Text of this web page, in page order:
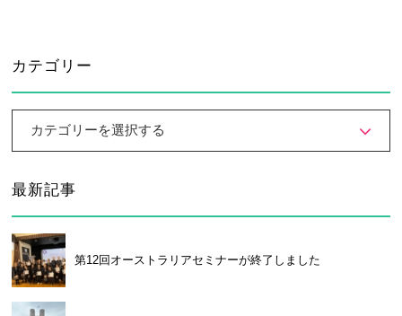
カテゴリー
カテゴリーを選択する
最新記事
第12回オーストラリアセミナーが終了しました